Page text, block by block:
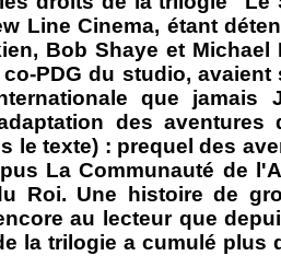
Line Cinema, étant
Bob Shaye et
PDG du studio,
que jamais
des
le texte) : prequel des
La Communauté de
Roi. Une histoire de
au lecteur que
la trilogie a cumulé plus